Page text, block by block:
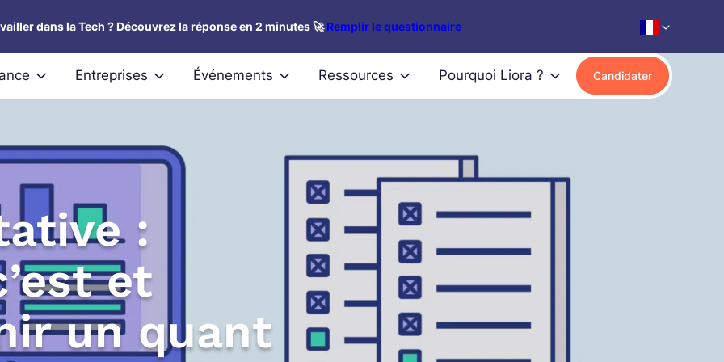
dans la Tech ? Découvrez la réponse en 2 minutes 🚀Remplir le questionnaire
Entreprises Événements Ressources Pourquoi Liora ? Candidater
:
et
un quant